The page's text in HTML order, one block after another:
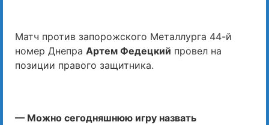
Матч против запорожского Металлурга 44-й
номер Днепра Артем Федецкий провел на
позиции правого защитника.
— Можно сегодняшнюю игру назвать